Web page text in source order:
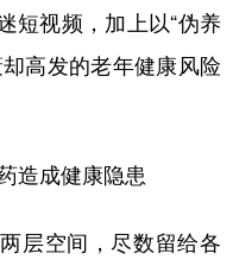
短视频，加上以“伪养
高发的老年健康风险
成健康隐患
空间，尽数留给各